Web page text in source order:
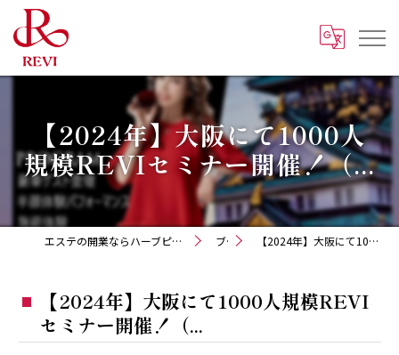
【2024年】大阪にて1000人
規模REVIセミナー開催！（...
エステの開業ならハーブピーリング REVI化粧品 正規取扱販売会社 ブログ 【2024年】大阪にて1000人規模REVIセミナー開催！（...
【2024年】大阪にて1000人規模REVI
セミナー開催！（...